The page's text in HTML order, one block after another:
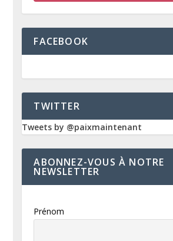
FACEBOOK
TWITTER
Tweets by @paixmaintenant
ABONNEZ-VOUS À NOTRE
NEWSLETTER
Prénom